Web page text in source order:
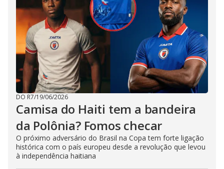
DO R7/19/06/2026
Camisa do Haiti tem a bandeira
da Polônia? Fomos checar
O próximo adversário do Brasil na Copa tem forte ligação
histórica com o país europeu desde a revolução que levou
à independência haitiana